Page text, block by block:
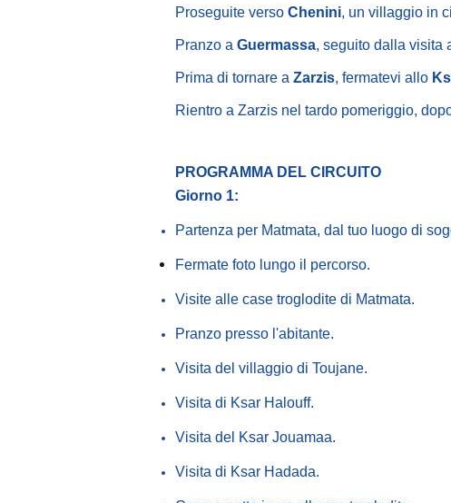
Proseguite verso Chenini, un villaggio in
Pranzo a Guermassa, seguito dalla visita
Prima di tornare a Zarzis, fermatevi allo
Rientro a Zarzis nel tardo pomeriggio,
PROGRAMMA DEL CIRCUITO
Giorno 1:
Partenza per Matmata, dal tuo luogo di
Fermate foto lungo il percorso.
Visite alle case troglodite di Matmata.
Pranzo presso l'abitante.
Visita del villaggio di Toujane.
Visita di Ksar Halouff.
Visita del Ksar Jouamaa.
Visita di Ksar Hadada.